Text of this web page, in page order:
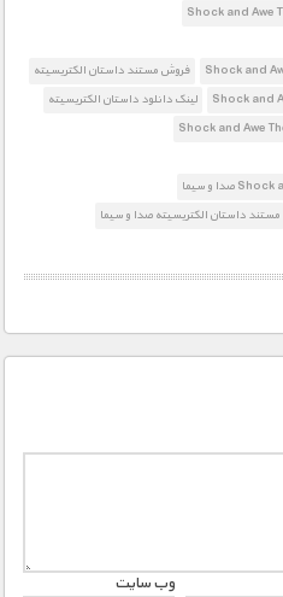
فروش مستند داستان الکتریسیته
لینک دانلود داستان الکتریسیته
مستند داستان الکتریسیته صدا و سیما
وب‌ سایت